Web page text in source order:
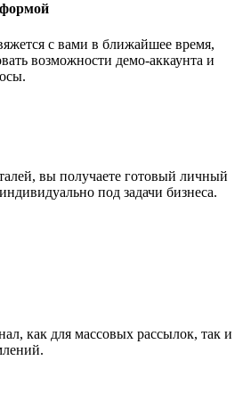
с вами в ближайшее время,
возможности демо-аккаунта и
вы получаете готовый личный
под задачи бизнеса.
как для массовых рассылок, так и